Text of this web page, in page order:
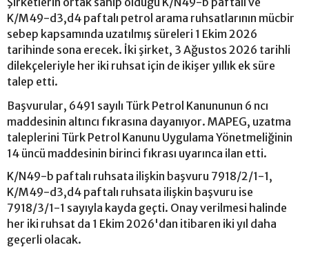
K/M49-d3,d4 paftalı petrol arama ruhsatlarının mücbir
sebep kapsamında uzatılmış süreleri 1 Ekim 2026
tarihinde sona erecek. İki şirket, 3 Ağustos 2026 tarihli
dilekçeleriyle her iki ruhsat için de ikişer yıllık ek süre
talep etti.
Başvurular, 6491 sayılı Türk Petrol Kanununun 6 ncı
maddesinin altıncı fıkrasına dayanıyor. MAPEG, uzatma
taleplerini Türk Petrol Kanunu Uygulama Yönetmeliğinin
14 üncü maddesinin birinci fıkrası uyarınca ilan etti.
K/N49-b paftalı ruhsata ilişkin başvuru 7918/2/1-1,
K/M49-d3,d4 paftalı ruhsata ilişkin başvuru ise
7918/3/1-1 sayıyla kayda geçti. Onay verilmesi halinde
her iki ruhsat da 1 Ekim 2026'dan itibaren iki yıl daha
geçerli olacak.